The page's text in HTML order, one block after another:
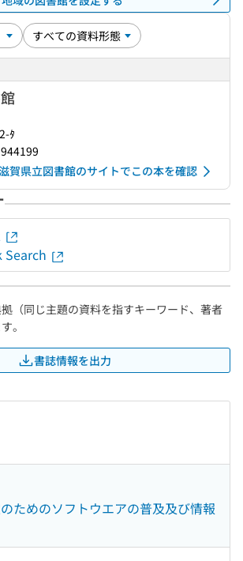
ﾀ
賀県立図書館のサイトでこの本を確認
Search
（同じ主題の資料を指すキーワード、著者
。
書誌情報を出力
ためのソフトウエアの普及及び情報